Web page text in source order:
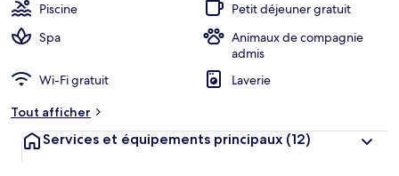
Piscine
Petit déjeuner gratuit
Spa
Animaux de compagnie
admis
Wi-Fi gratuit
Laverie
Tout afficher
Services et équipements principaux (12)